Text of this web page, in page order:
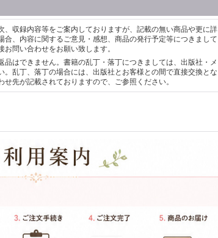
、収録内容等をご案内しておりますが、記載の無い商品や更に詳
合、内容に関するご意見・感想、商品の発行予定等につきまして
問い合わせをお願い致します。
品はできません。書籍の乱丁・落丁につきましては、出版社・メ
。乱丁、落丁の場合には、出版社とお客様との間で直接交換とな
せ先が記載されておりますので、ご参照ください。